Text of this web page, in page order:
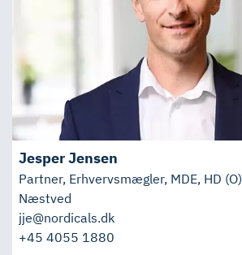
Jesper Jensen
Partner, Erhvervsmægler, MDE, HD (O)
Næstved
jje@nordicals.dk
+45 4055 1880